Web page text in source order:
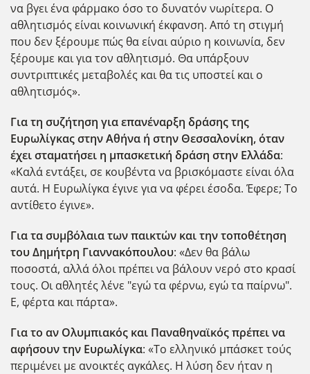
να βγει ένα φάρμακο όσο το δυνατόν νωρίτερα. Ο
αθλητισμός είναι κοινωνική έκφανση. Από τη στιγμή
που δεν ξέρουμε πώς θα είναι αύριο η κοινωνία, δεν
ξέρουμε και για τον αθλητισμό. Θα υπάρξουν
συντριπτικές μεταβολές και θα τις υποστεί και ο
αθλητισμός».
Για τη συζήτηση για επανέναρξη δράσης της
Ευρωλίγκας στην Αθήνα ή στην Θεσσαλονίκη, όταν
έχει σταματήσει η μπασκετική δράση στην Ελλάδα:
«Καλά εντάξει, σε κουβέντα να βρισκόμαστε είναι όλα
αυτά. Η Ευρωλίγκα έγινε για να φέρει έσοδα. Έφερε; Το
αντίθετο έγινε».
Για τα συμβόλαια των παικτών και την τοποθέτηση
του Δημήτρη Γιαννακόπουλου: «Δεν θα βάλω
ποσοστά, αλλά όλοι πρέπει να βάλουν νερό στο κρασί
τους. Οι αθλητές λένε "εγώ τα φέρνω, εγώ τα παίρνω".
Ε, φέρτα και πάρτα».
Για το αν Ολυμπιακός και Παναθηναϊκός πρέπει να
αφήσουν την Ευρωλίγκα: «Το ελληνικό μπάσκετ τούς
περιμένει με ανοικτές αγκάλες. Η λύση δεν ήταν η